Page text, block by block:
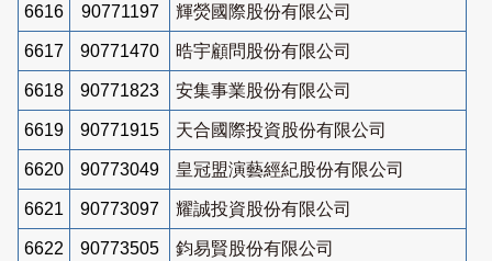
6616 90771197 輝熒國際股份有限公司
6617 90771470 晧宇顧問股份有限公司
6618 90771823 安集事業股份有限公司
6619 90771915 天合國際投資股份有限公司
6620 90773049 皇冠盟演藝經紀股份有限公司
6621 90773097 耀誠投資股份有限公司
6622 90773505 鈞易賢股份有限公司